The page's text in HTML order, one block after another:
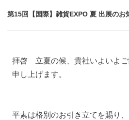
第15回【国際】雑貨EXPO 夏 出展のお
拝啓 立夏の候、貴社いよいよ
申し上げます。
平素は格別のお引き立てを賜り